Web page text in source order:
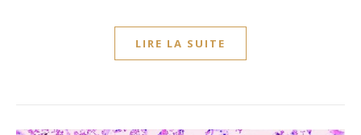
LIRE LA SUITE